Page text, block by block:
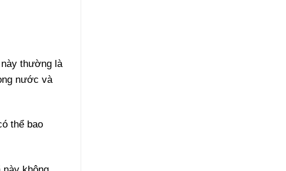
thường là
nước và
thể bao